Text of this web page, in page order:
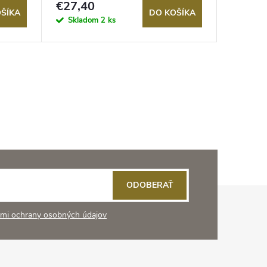
€27,40
Skladom 2 ks
DO KOŠÍKA
ochrany osobných údajov
ODOBERAŤ